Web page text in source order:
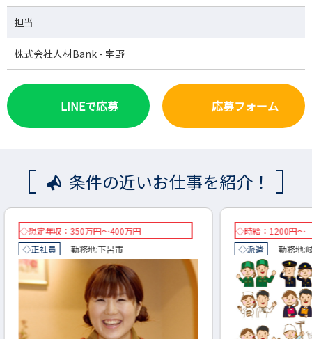
担当
株式会社人材Bank - 宇野
LINEで応募 応募フォーム
条件の近いお仕事を紹介！
◇時給：1200円～
◇派遣
勤務地:
◇想定
◇正